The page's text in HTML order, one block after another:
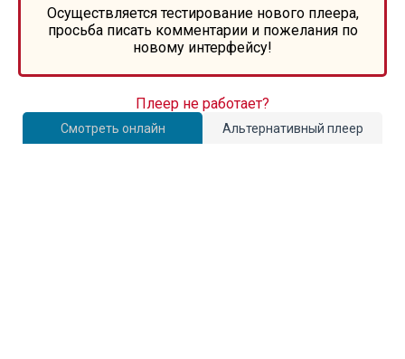
Осуществляется тестирование нового плеера,
просьба писать комментарии и пожелания по
новому интерфейсу!
Смотреть онлайн Альтернативный плеер
Плеер не работает?